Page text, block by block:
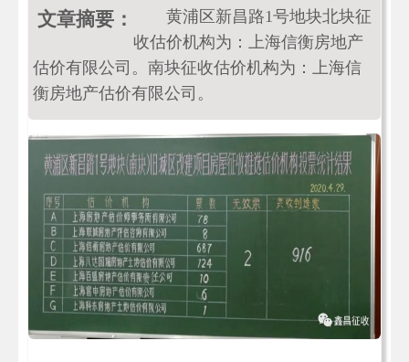
文章摘要：
黄浦区新昌路1号地块北块征
收估价机构为：上海信衡房地产
估价有限公司。南块征收估价机构为：上海信
衡房地产估价有限公司。